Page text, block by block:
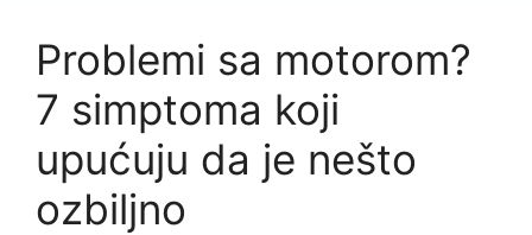
Problemi sa motorom?
7 simptoma koji
upućuju da je nešto
ozbiljno